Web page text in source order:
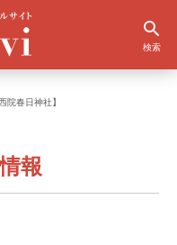
検索
院春日神社】
報